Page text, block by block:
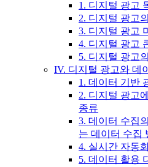
1. 디지털 광고
2. 디지털 광고
3. 디지털 광고
4. 디지털 광고
5. 디지털 광고
IV. 디지털 광고와 데
1. 데이터 기반
2. 디지털 광고
종류
3. 데이터 수집
는 데이터 수집
4. 실시간 자동
5. 데이터 활용